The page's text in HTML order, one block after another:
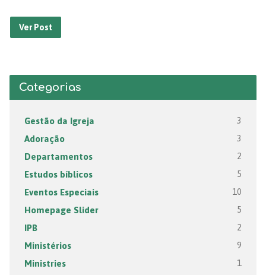
Ver Post
Categorias
Gestão da Igreja 3
Adoração 3
Departamentos 2
Estudos bíblicos 5
Eventos Especiais 10
Homepage Slider 5
IPB 2
Ministérios 9
Ministries 1